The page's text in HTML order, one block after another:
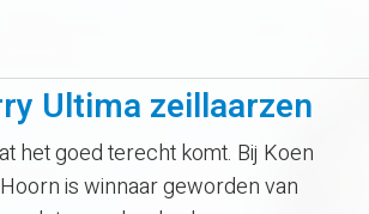
Ultima zeillaarzen
het goed terecht komt. Bij Koen
is winnaar geworden van